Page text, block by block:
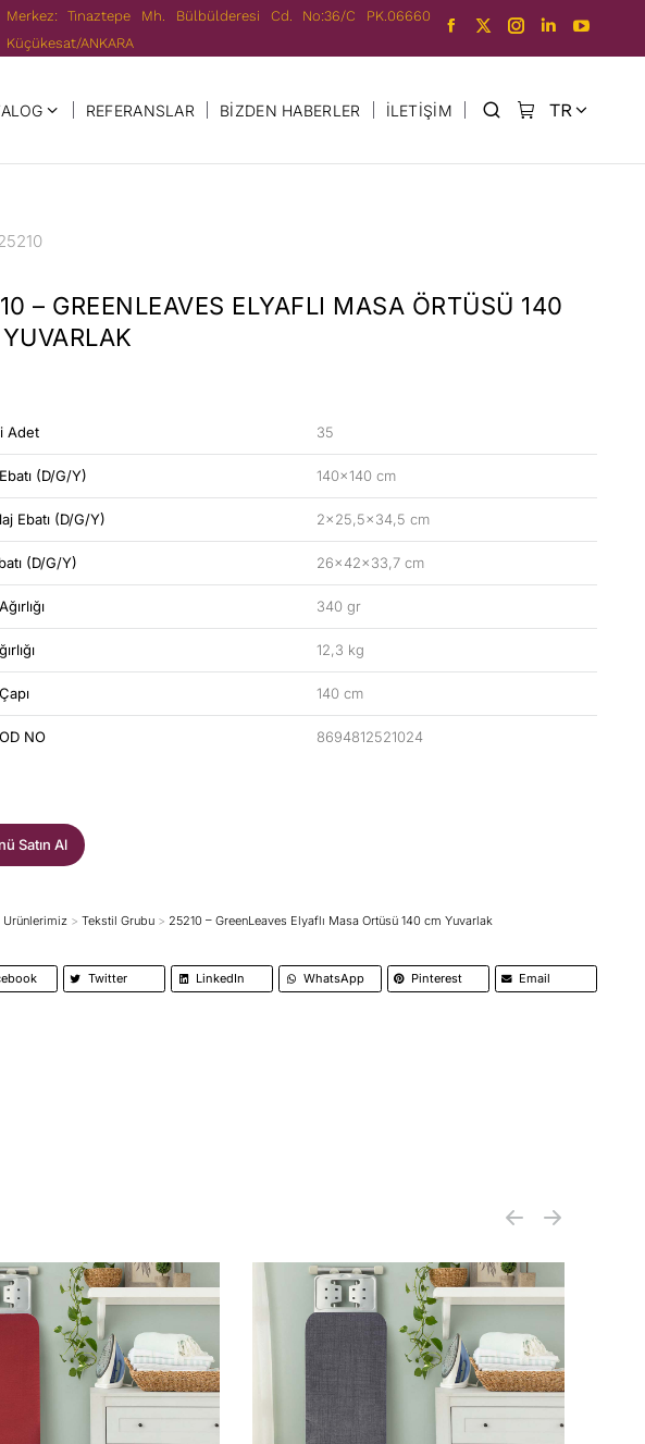
Merkez: Tınaztepe Mh. Bülbülderesi Cd. No:36/C PK.06660
Küçükesat/ANKARA
REFERANSLAR BIZDEN HABERLER İLETIŞIM TR
EN
– GREENLEAVES ELYAFLI MASA ÖRTÜSÜ 140
Adet 35
(D/G/Y) 140×140 cm
Ebatı (D/G/Y) 2×25,5×34,5 cm
(D/G/Y) 26x42x33,7 cm
340 gr
12,3 kg
140 cm
NO 8694812521024
Satın Al
here:
Ürünlerimiz Tekstil Grubu 25210 – GreenLeaves Elyaflı Masa Örtüsü 140 cm Yuvarlak
Twitter LinkedIn WhatsApp Pinterest Email